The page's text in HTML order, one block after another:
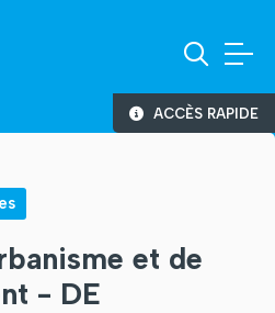
ACCÈS RAPIDE
et de
- DE